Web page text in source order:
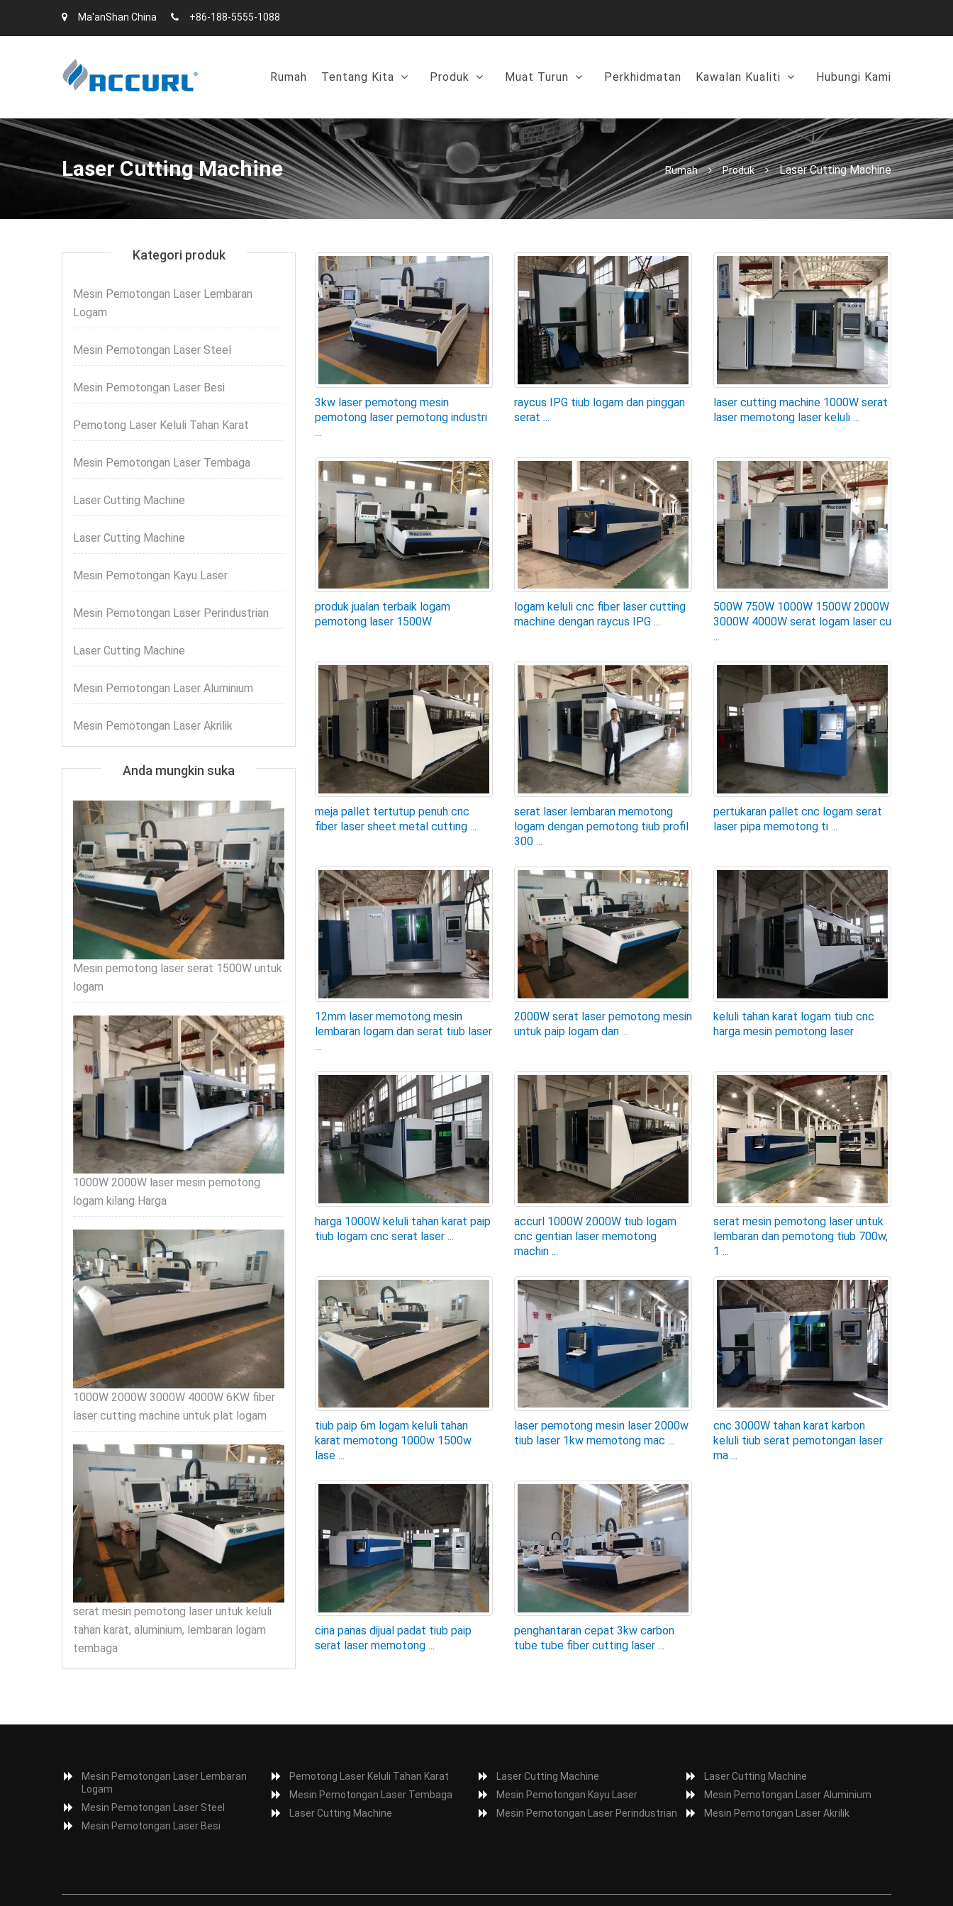
Ma'anShan China +86-188-5555-1088
Rumah Tentang Kita Produk Muat Turun Perkhidmatan Kawalan Kualiti Hubungi Kami
Laser Cutting Machine Rumah Produk Laser Cutting Machine
3kw laser pemotong mesin
pemotong laser pemotong industri
...
raycus IPG tiub logam dan pinggan
serat ...
laser cutting machine 1000W serat
laser memotong laser keluli ...
produk jualan terbaik logam
pemotong laser 1500W
logam keluli cnc fiber laser cutting
machine dengan raycus IPG ...
500W 750W 1000W 1500W 2000W
3000W 4000W serat logam laser cu
...
meja pallet tertutup penuh cnc
fiber laser sheet metal cutting ...
serat laser lembaran memotong
logam dengan pemotong tiub profil
300 ...
pertukaran pallet cnc logam serat
laser pipa memotong ti ...
12mm laser memotong mesin
lembaran logam dan serat tiub laser
...
2000W serat laser pemotong mesin
untuk paip logam dan ...
keluli tahan karat logam tiub cnc
harga mesin pemotong laser
harga 1000W keluli tahan karat paip
tiub logam cnc serat laser ...
accurl 1000W 2000W tiub logam
cnc gentian laser memotong
machin ...
serat mesin pemotong laser untuk
lembaran dan pemotong tiub 700w,
1 ...
tiub paip 6m logam keluli tahan
karat memotong 1000w 1500w
lase ...
laser pemotong mesin laser 2000w
tiub laser 1kw memotong mac ...
cnc 3000W tahan karat karbon
keluli tiub serat pemotongan laser
ma ...
cina panas dijual padat tiub paip
serat laser memotong ...
penghantaran cepat 3kw carbon
tube tube fiber cutting laser ...
Kategori produk
Mesin Pemotongan Laser Lembaran
Logam
Mesin Pemotongan Laser Steel
Mesin Pemotongan Laser Besi
Pemotong Laser Keluli Tahan Karat
Mesin Pemotongan Laser Tembaga
Laser Cutting Machine
Laser Cutting Machine
Mesin Pemotongan Kayu Laser
Mesin Pemotongan Laser Perindustrian
Laser Cutting Machine
Mesin Pemotongan Laser Aluminium
Mesin Pemotongan Laser Akrilik
Anda mungkin suka
Mesin pemotong laser serat 1500W untuk
logam
1000W 2000W laser mesin pemotong
logam kilang Harga
1000W 2000W 3000W 4000W 6KW fiber
laser cutting machine untuk plat logam
serat mesin pemotong laser untuk keluli
tahan karat, aluminium, lembaran logam
tembaga
Mesin Pemotongan Laser Lembaran
Logam
Mesin Pemotongan Laser Steel
Mesin Pemotongan Laser Besi
Pemotong Laser Keluli Tahan Karat
Mesin Pemotongan Laser Tembaga
Laser Cutting Machine
Laser Cutting Machine
Mesin Pemotongan Kayu Laser
Mesin Pemotongan Laser Perindustrian
Laser Cutting Machine
Mesin Pemotongan Laser Aluminium
Mesin Pemotongan Laser Akrilik